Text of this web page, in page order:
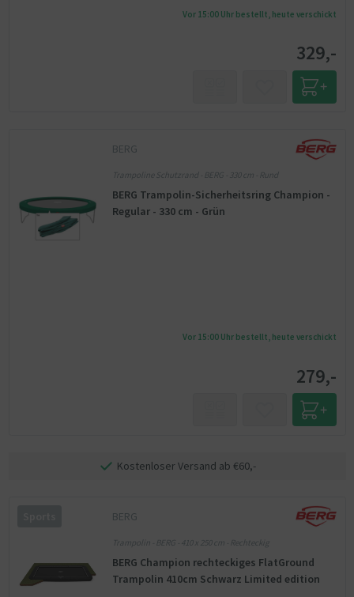
Vor 15:00 Uhr bestellt, heute verschickt
329,-
BERG
Trampoline Schutzrand - BERG - 330 cm - Rund
BERG Trampolin-Sicherheitsring Champion -
Regular - 330 cm - Grün
Vor 15:00 Uhr bestellt, heute verschickt
279,-
Kostenloser Versand ab €60,-
BERG
Trampolin - BERG - 410 x 250 cm - Rechteckig
BERG Champion rechteckiges FlatGround
Trampolin 410cm Schwarz Limited edition